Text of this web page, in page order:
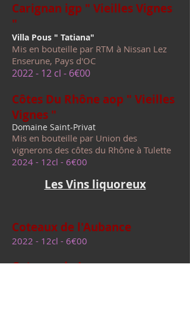
Carignan igp " Vieilles Vignes
"
Villa Pous " Tatiana"
Mis en bouteille par RTM à Nissan Lez
Enserune, Pays d'OC
2022- 12 cl - 6€00
Côtes Du Rhône aop " Vieilles
Vignes "
​Domaine Saint-Privat
Mis en bouteille par Union des
vignerons des côtes du Rhône à Tulette
2024 - 12cl - 6€00
Les Vins liquoreux
Coteaux de l'Aubance
2022 - 12cl - 6€00
Coteaux du Layon